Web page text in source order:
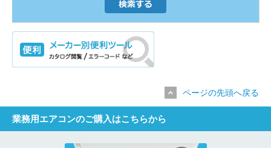
ページの先頭へ戻る
業務用エアコンのご購入はこちらから